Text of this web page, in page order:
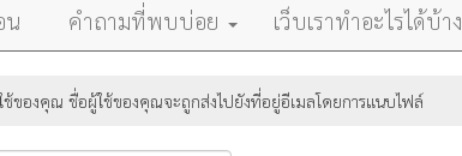
น คำถามที่พบบ่อย เว็บเราทำอะไรได้บ้าง
ของคุณ ชื่อผู้ใช้ของคุณจะถูกส่งไปยังที่อยู่อีเมลโดยการแนบไฟล์